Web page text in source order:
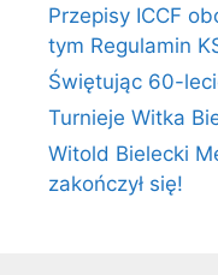
Przepisy ICCF
tym Regulamin
Świętując 60-
Turnieje Witka
Witold Bielecki
zakończył się!